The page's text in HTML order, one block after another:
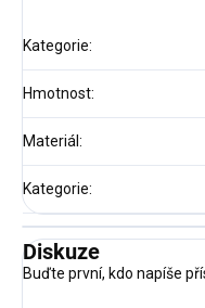
Kategorie:
Hmotnost:
Materiál :
Kategorie:
Diskuze
Buďte první, kdo napíše